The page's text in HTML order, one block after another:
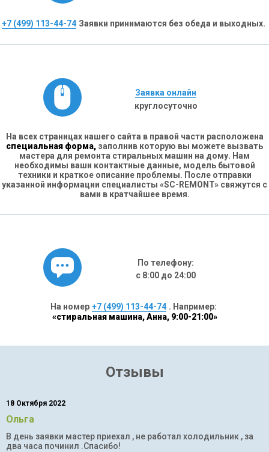
+7 (499) 113-44-74 Заявки принимаются без обеда и выходных.
Заявка онлайн
круглосуточно
На всех страницах нашего сайта в правой части расположена
специальная форма, заполнив которую вы можете вызвать
мастера для ремонта стиральных машин на дому. Нам
необходимы ваши контактные данные, модель бытовой
техники и краткое описание проблемы. После отправки
указанной информации специалисты «SC-REMONT» свяжутся с
вами в кратчайшее время.
По телефону:
с 8:00 до 24:00
На номер +7 (499) 113-44-74 . Например:
«стиральная машина, Анна, 9:00-21:00»
Отзывы
18 Октября 2022
Ольга
В день заявки мастер приехал , не работал холодильник , за
два часа починил .Спасибо!